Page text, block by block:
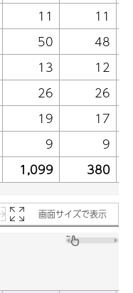
11
11
50
48
13
12
26
26
19
17
9
9
1,099 380
画面サイズで表示